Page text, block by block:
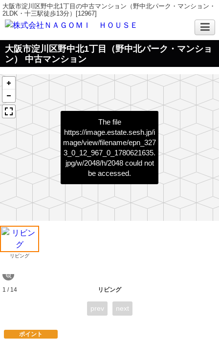
大阪市淀川区野中北1丁目の中古マンション（野中北パーク・マンション・
2LDK・十三駅徒歩13分）[12967]
大阪市淀川区野中北1丁目（野中北パーク・マンショ
ン） 中古マンション
The file
https://image.estate.sesh.jp/i
mage/view/filename/epn_327
3_0_12_967_0_1780621635.
jpg/w/2048/h/2048could not
be accessed.
リビング
リビング
1 / 14
prev next
ポイント